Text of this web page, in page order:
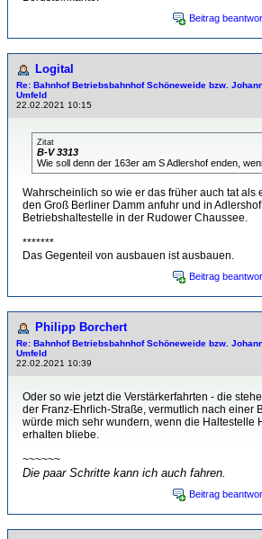
Beitrag
Logital
Re: Bahnhof Betriebsbahnhof Schöneweide bzw.
Umfeld
22.02.2021 10:15
Zitat
B-V 3313
Wie soll denn der 163er am S Adlershof enden,
Wahrscheinlich so wie er das früher auch tat als
den Groß Berliner Damm anfuhr und in
Betriebshaltestelle in der Rudower Chaussee.
*******
Das Gegenteil von ausbauen ist ausbauen.
Beitrag
Philipp Borchert
Re: Bahnhof Betriebsbahnhof Schöneweide bzw.
Umfeld
22.02.2021 10:39
Oder so wie jetzt die Verstärkerfahrten - die
der Franz-Ehrlich-Straße, vermutlich nach einer
würde mich sehr wundern, wenn die Haltestelle
erhalten bliebe.
~~~~~~
Die paar Schritte kann ich auch fahren.
Beitrag